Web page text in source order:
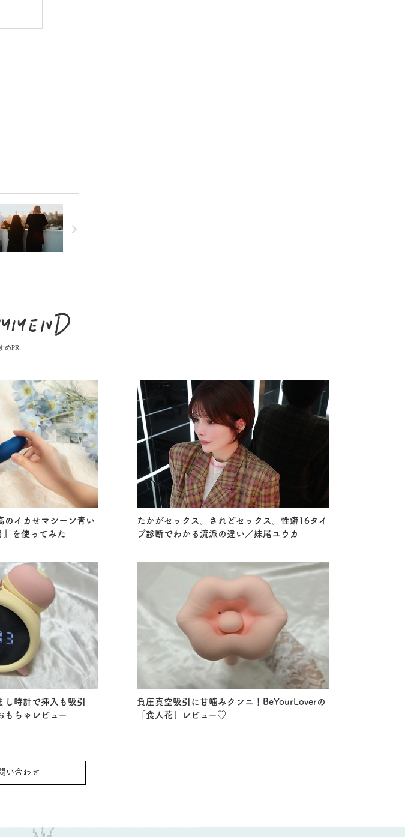
めPR
イカせマシーン青い
を使ってみた
たかがセックス。されどセックス。性癖16タイ
プ診断でわかる流派の違い／妹尾ユウカ
し時計で挿入も吸引
もちゃレビュー
負圧真空吸引に甘噛みクンニ！BeYourLoverの
「食人花」レビュー♡
い合わせ